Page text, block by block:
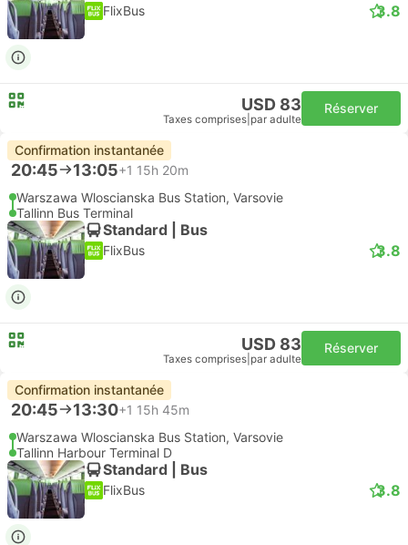
FlixBus 3.8
USD 83
Taxes comprises par adulte
Réserver
Confirmation instantanée
20:45 13:05+1 15h 20m
Warszawa Wloscianska Bus Station, Varsovie
Tallinn Bus Terminal
Standard | Bus
FlixBus 3.8
USD 83
Taxes comprises par adulte
Réserver
Confirmation instantanée
20:45 13:30+1 15h 45m
Warszawa Wloscianska Bus Station, Varsovie
Tallinn Harbour Terminal D
Standard | Bus
FlixBus 3.8